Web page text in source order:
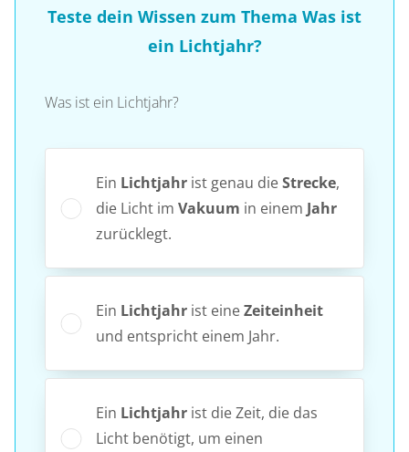
Teste dein Wissen zum Thema Was ist
ein Lichtjahr?
Was ist ein Lichtjahr?
Ein Lichtjahr ist genau dieStrecke,
die Licht im Vakuum in einem Jahr
zurücklegt.
Ein Lichtjahr ist eineZeiteinheit
und entspricht einem Jahr.
Ein Lichtjahr ist die Zeit, die das
Licht benötigt, um einen